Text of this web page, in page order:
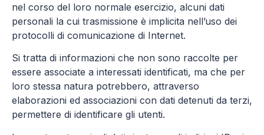
nel corso del loro normale esercizio, alcuni dati
personali la cui trasmissione è implicita nell’uso dei
protocolli di comunicazione di Internet.
Si tratta di informazioni che non sono raccolte per
essere associate a interessati identificati, ma che per
loro stessa natura potrebbero, attraverso
elaborazioni ed associazioni con dati detenuti da terzi,
permettere di identificare gli utenti.